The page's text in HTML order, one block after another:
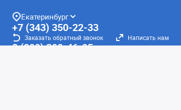
Екатеринбург
+7 (343) 350-22-33
Заказать обратный звонок Написать нам
8 (800) 300-46-05